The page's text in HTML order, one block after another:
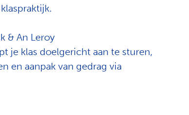
& An Leroy
je klas doelgericht aan te sturen,
en aanpak van gedrag via